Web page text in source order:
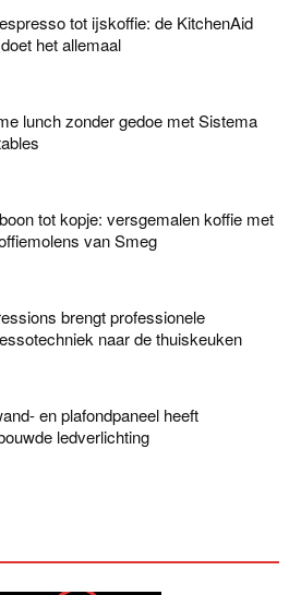
tot ijskoffie: de KitchenAid
het allemaal
lunch zonder gedoe met Sistema
tot kopje: versgemalen koffie met
van Smeg
brengt professionele
naar de thuiskeuken
en plafondpaneel heeft
ledverlichting